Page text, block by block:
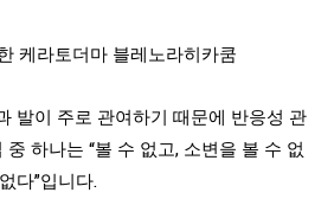
케라토더마 블레노라히카쿰
발이 주로 관여하기 때문에 반응성 관
하나는 “볼 수 없고, 소변을 볼 수 없
다”입니다.